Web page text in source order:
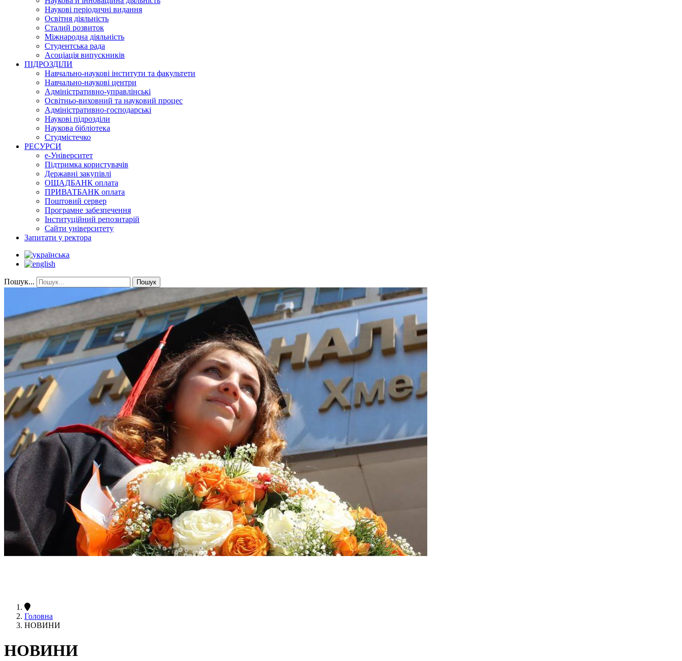
Наукові періодичні видання
Освітня діяльність
Сталий розвиток
Міжнародна діяльність
Студентська рада
Асоціація випускників
ПІДРОЗДІЛИ
Навчально-наукові інститути та факультети
Навчально-наукові центри
Адміністративно-управлінські
Освітньо-виховний та науковий процес
Адміністративно-господарські
Наукові підрозділи
Наукова бібліотека
Студмістечко
РЕСУРСИ
е-Університет
Підтримка користувачів
Державні закупівлі
ОЩАДБАНК оплата
ПРИВАТБАНК оплата
Поштовий сервер
Програмне забезпечення
Інституційний репозитарій
Сайти університету
Запитати у ректора
Пошук... Пошук
Головна
НОВИНИ
НОВИНИ